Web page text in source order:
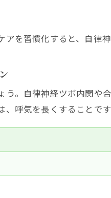
！一瞬で不安・緊張・吐
きの労宮
ざわつきには内関
よくある質問をQ&Aで一
を落ち着かせるツボは
番効くと感じやすいツボ
える一番いい方法はツボ
症にツボはどこまで役立つ
効性を感じやすい
を習慣化すると、自律
う。自律神経ツボ内関
呼気を長くすることで